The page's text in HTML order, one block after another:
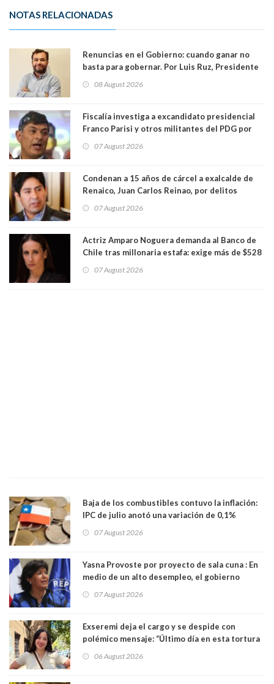
NOTAS RELACIONADAS
Renuncias en el Gobierno: cuando ganar no
basta para gobernar. Por Luis Ruz, Presidente
08 August 2026
Fiscalía investiga a excandidato presidencial
Franco Parisi y otros militantes del PDG por
07 August 2026
Condenan a 15 años de cárcel a exalcalde de
Renaico, Juan Carlos Reinao, por delitos
07 August 2026
Actriz Amparo Noguera demanda al Banco de
Chile tras millonaria estafa: exige más de $528
07 August 2026
Baja de los combustibles contuvo la inflación:
IPC de julio anotó una variación de 0,1%
07 August 2026
Yasna Provoste por proyecto de sala cuna : En
medio de un alto desempleo, el gobierno
07 August 2026
Exseremi deja el cargo y se despide con
polémico mensaje: “Último día en esta tortura
06 August 2026